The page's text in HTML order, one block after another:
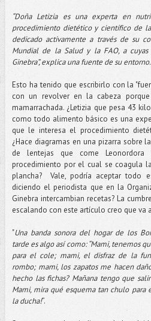
“Doña Letizia es una experta en
procedimiento dietético y científico de
dedicado activamente a través de su
Mundial de la Salud y la FAO, a
Ginebra”, explica una fuente de su entorno.
Esto ha tenido que escribirlo con la
con un revolver en la cabeza
mamarrachada. ¿Letizia que pesa 43
como todo alimento básico es una
que le interesa el procedimiento
¿Hace diagramas en una pizarra sobre
de lentejas que come
procedimiento por el cual se coagula
plancha? Vale, podría aceptar todo
diciendo el periodista que en la
Ginebra intercambian recetas? La
escalando con este artículo creo que va
"Una banda sonora del hogar de los
tarde es algo así como: “Mami, tenemos
para el cole; mami, el disfraz de la
rombo; mami, los zapatos me hacen
hecho las fichas? Mañana tengo que
Mami, mira qué esquema tan chulo para
la ducha!”.